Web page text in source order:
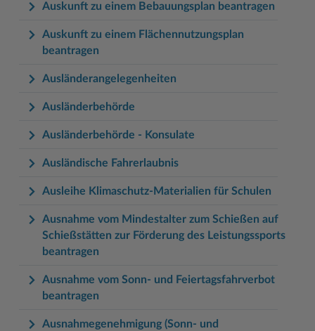
Auskunft zu einem Bebauungsplan beantragen
Auskunft zu einem Flächennutzungsplan
beantragen
Ausländerangelegenheiten
Ausländerbehörde
Ausländerbehörde - Konsulate
Ausländische Fahrerlaubnis
Ausleihe Klimaschutz-Materialien für Schulen
Ausnahme vom Mindestalter zum Schießen auf
Schießstätten zur Förderung des Leistungssports
beantragen
Ausnahme vom Sonn- und Feiertagsfahrverbot
beantragen
Ausnahmegenehmigung (Sonn- und